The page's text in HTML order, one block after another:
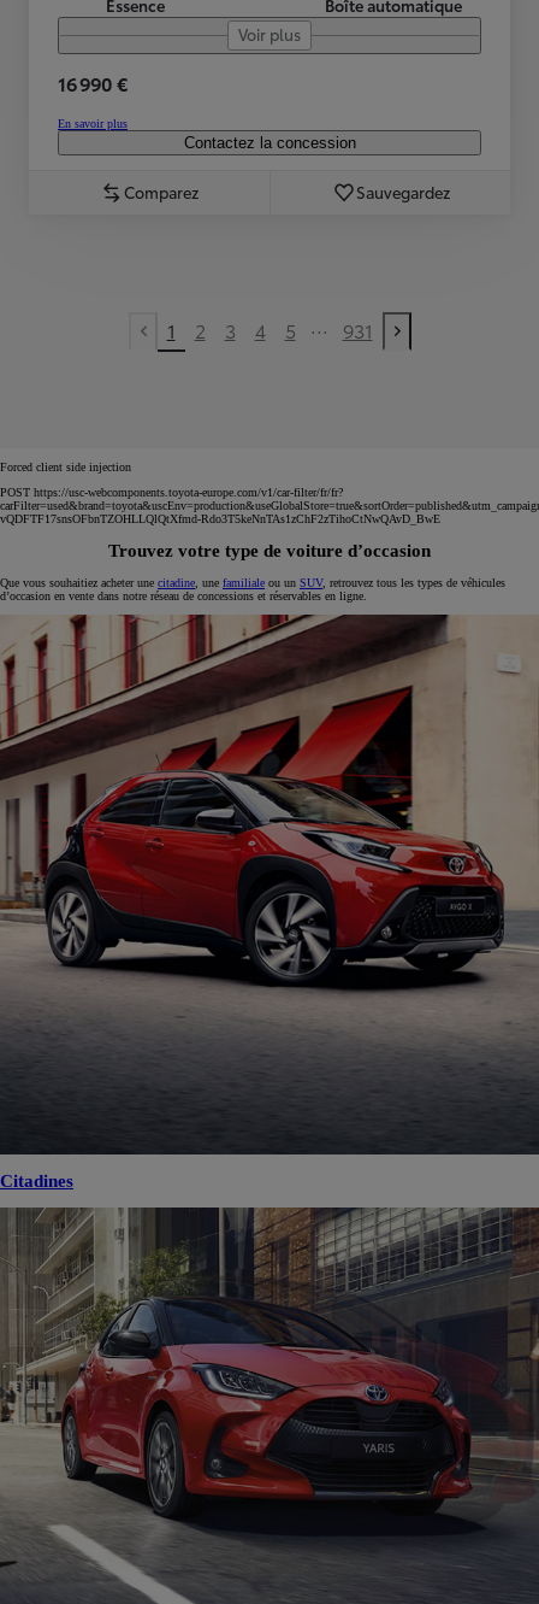
Essence
Boîte automatique
Voir plus
16 990 €
En savoir plus
Contactez la concession
Comparez Sauvegardez
Previous page
1 2 3 4 5 ... 931
Next page
Forced client side injection
POST https://usc-webcomponents.toyota-europe.com/v1/car-filter/fr/fr?
vQDFTF17snsOFbnTZOHLLQlQtXfmd-Rdo3T5keNnTAs1zChF2zTihoCtNwQAvD_BwE
Trouvez votre type de voiture d’occasion
Que vous souhaitiez acheter une citadine , une familiale ou un SUV, retrouvez tous les types de véhicules
d’occasion en vente dans notre réseau de concessions et réservables en ligne.
Citadines